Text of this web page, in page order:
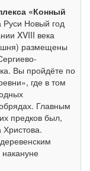
«Конный
Руси Новый год
XVIII века
размещены
Вы пройдёте по
где в том
Главным
предков был,
Христова.